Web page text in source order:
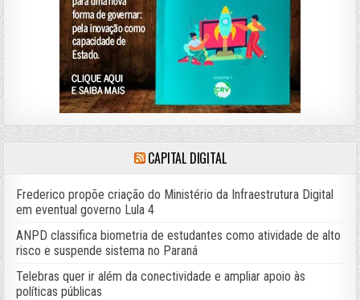
CAPITAL DIGITAL
Frederico propõe criação do Ministério da Infraestrutura Digital
em eventual governo Lula 4
ANPD classifica biometria de estudantes como atividade de alto
risco e suspende sistema no Paraná
Telebras quer ir além da conectividade e ampliar apoio às
políticas públicas